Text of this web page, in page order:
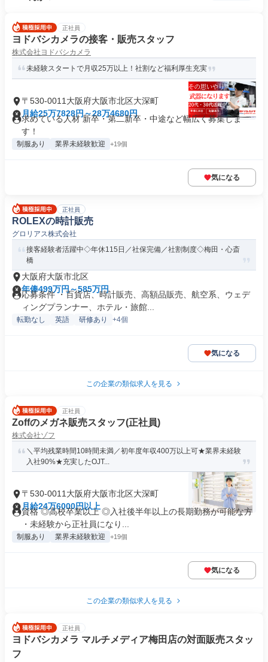
正社員
ヨドバシカメラの接客・販売スタッフ
株式会社ヨドバシカメラ
未経験スタートで月収25万以上！社割など福利厚生充実
〒530-0011大阪府大阪市北区大深町
月給25万7828円～28万4680円
求めている人材 新卒・第二新卒・中途など幅広く募集しま
す！
制服あり 業界未経験歓迎 +19個
気になる
正社員
ROLEXの時計販売
グロリアス株式会社
接客経験者活躍中◇年休115日／社保完備／社割制度◇梅田・心斎
橋
大阪府大阪市北区
年俸499万円～585万円
応募条件 ・百貨店、時計販売、高額品販売、航空系、ウェデ
ィングプランナー、ホテル・旅館...
転勤なし 英語 研修あり +4個
気になる
この企業の類似求人を見る
正社員
Zoffのメガネ販売スタッフ(正社員)
株式会社ゾフ
＼平均残業時間10時間未満／初年度年収400万以上可★業界未経験
入社90%★充実したOJT...
〒530-0011大阪府大阪市北区大深町
月給24万6000円以上
資格 ◎高校卒業以上 ◎入社後半年以上の長期勤務が可能な方
・未経験から正社員になり...
制服あり 業界未経験歓迎 +19個
気になる
この企業の類似求人を見る
正社員
ヨドバシカメラ マルチメディア梅田店の対面販売スタッ
フ